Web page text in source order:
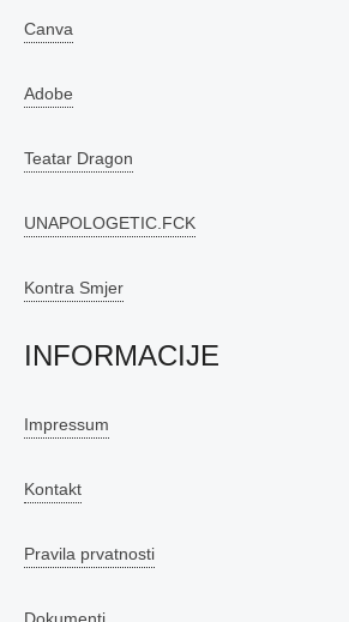
Canva
Adobe
Teatar Dragon
UNAPOLOGETIC.FCK
Kontra Smjer
INFORMACIJE
Impressum
Kontakt
Pravila prvatnosti
Dokumenti